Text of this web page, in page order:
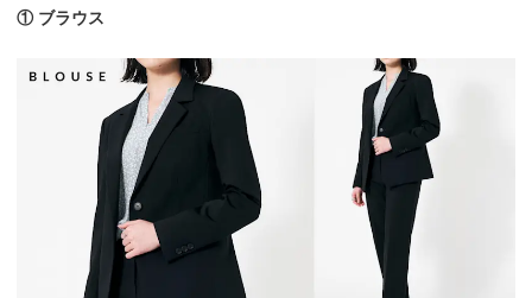
① ブラウス